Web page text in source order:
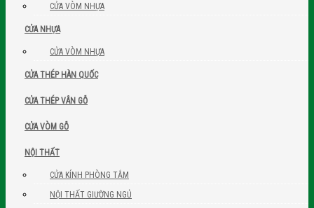
CỬA VÒM NHỰA
CỬA NHỰA
CỬA VÒM NHỰA
CỬA THÉP HÀN QUỐC
CỬA THÉP VÂN GỖ
CỬA VÒM GỖ
NỘI THẤT
CỬA KÍNH PHÒNG TẮM
NỘI THẤT GIƯỜNG NGỦ